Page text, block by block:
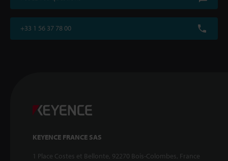
+33 1 56 37 78 00
KEYENCE FRANCE SAS
1 Place Costes et Bellonte, 92270 Bois-Colombes, France